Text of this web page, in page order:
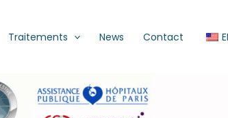
Traitements News Contact